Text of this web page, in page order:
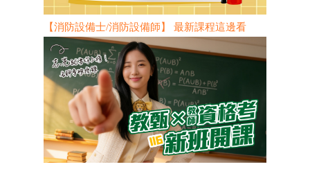
【消防設備士/消防設備師】 最新課程這邊看